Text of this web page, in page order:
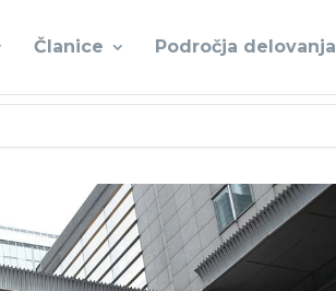
Članice Področja delovanja